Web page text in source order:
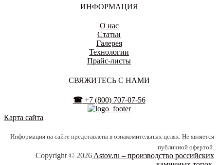
ИВАНОВО
ИЖЕВСК
ИРКУТСК
ЙОШКАР-ОЛА
ИНФОРМАЦИЯ
О нас
Статьи
Галерея
Технологии
Прайс-листы
СВЯЖИТЕСЬ С НАМИ
☎+7 (800) 707-07-56
Карта сайта
Информация на сайте представлена в ознакомительных целях. Не является
публичной офертой.
Copyright © 2026 Astov.ru – производство российских